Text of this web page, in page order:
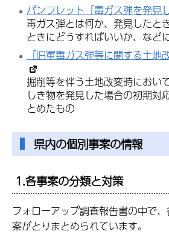
パンフレット「毒ガス弾を発見
毒ガス弾とは何か、発見したと
ときにどうすればいいか、など
「旧軍毒ガス弾等に関する土地
掘削等を伴う土地改変時におい
しき物を発見した場合の初期対
とめたもの
県内の個別事案の情報
1.各事案の分類と対策
フォローアップ調査報告書の中で
案がとりまとめられています。